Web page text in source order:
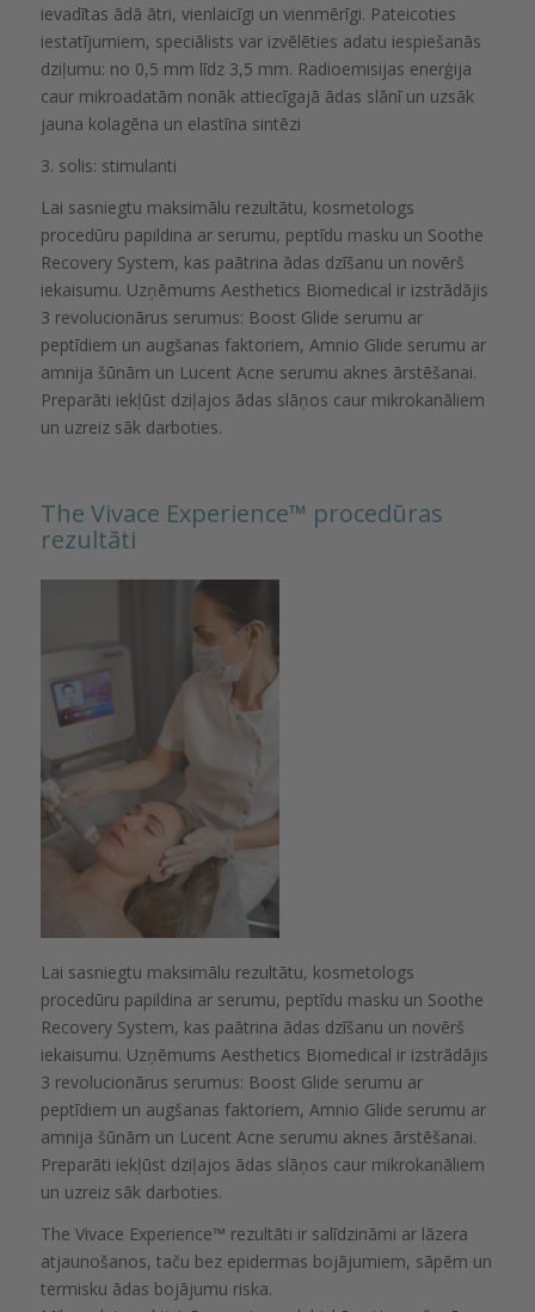
ievadītas ādā ātri, vienlaicīgi un vienmērīgi. Pateicoties
iestatījumiem, speciālists var izvēlēties adatu iespiešanās
dziļumu: no 0,5 mm līdz 3,5 mm. Radioemisijas enerģija
caur mikroadatām nonāk attiecīgajā ādas slānī un uzsāk
jauna kolagēna un elastīna sintēzi
3. solis: stimulanti
Lai sasniegtu maksimālu rezultātu, kosmetologs
procedūru papildina ar serumu, peptīdu masku un Soothe
Recovery System, kas paātrina ādas dzīšanu un novērš
iekaisumu. Uzņēmums Aesthetics Biomedical ir izstrādājis
3 revolucionārus serumus: Boost Glide serumu ar
peptīdiem un augšanas faktoriem, Amnio Glide serumu ar
amnija šūnām un Lucent Acne serumu aknes ārstēšanai.
Preparāti iekļūst dziļajos ādas slāņos caur mikrokanāliem
un uzreiz sāk darboties.
The Vivace Experience™️ procedūras
rezultāti
Lai sasniegtu maksimālu rezultātu, kosmetologs
procedūru papildina ar serumu, peptīdu masku un Soothe
Recovery System, kas paātrina ādas dzīšanu un novērš
iekaisumu. Uzņēmums Aesthetics Biomedical ir izstrādājis
3 revolucionārus serumus: Boost Glide serumu ar
peptīdiem un augšanas faktoriem, Amnio Glide serumu ar
amnija šūnām un Lucent Acne serumu aknes ārstēšanai.
Preparāti iekļūst dziļajos ādas slāņos caur mikrokanāliem
un uzreiz sāk darboties.
The Vivace Experience™️ rezultāti ir salīdzināmi ar lāzera
atjaunošanos, taču bez epidermas bojājumiem, sāpēm un
termisku ādas bojājumu riska.